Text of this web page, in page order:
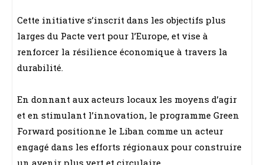
Cette initiative s’inscrit dans les objectifs plus
larges du Pacte vert pour l’Europe, et vise à
renforcer la résilience économique à travers la
durabilité.
En donnant aux acteurs locaux les moyens d’agir
et en stimulant l’innovation, le programme Green
Forward positionne le Liban comme un acteur
engagé dans les efforts régionaux pour construire
un avenir plus vert et circulaire.